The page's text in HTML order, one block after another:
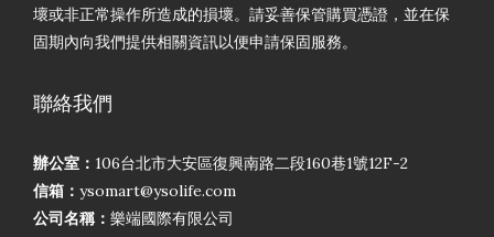
壞或非正常操作所造成的損壞。請妥善保管購買憑證，並在保
固期內向我們提供相關資訊以便申請保固服務。
聯絡我們
辦公室： 106台北市大安區復興南路二段160巷1號12F-2
信箱： ysomart@ysolife.com
公司名稱： 樂端國際有限公司